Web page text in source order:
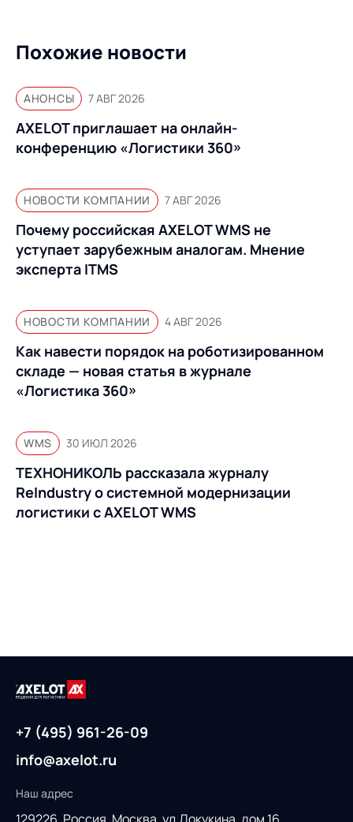
Похожие новости
АНОНСЫ 7 АВГ 2026
AXELOT приглашает на онлайн-
конференцию «Логистики 360»
НОВОСТИ КОМПАНИИ 7 АВГ 2026
Почему российская AXELOT WMS не
уступает зарубежным аналогам. Мнение
эксперта ITMS
НОВОСТИ КОМПАНИИ 4 АВГ 2026
Как навести порядок на роботизированном
складе — новая статья в журнале
«Логистика 360»
WMS 30 ИЮЛ 2026
ТЕХНОНИКОЛЬ рассказала журналу
ReIndustry о системной модернизации
логистики с AXELOT WMS
+7 (495) 961-26-09
info@axelot.ru
Наш адрес